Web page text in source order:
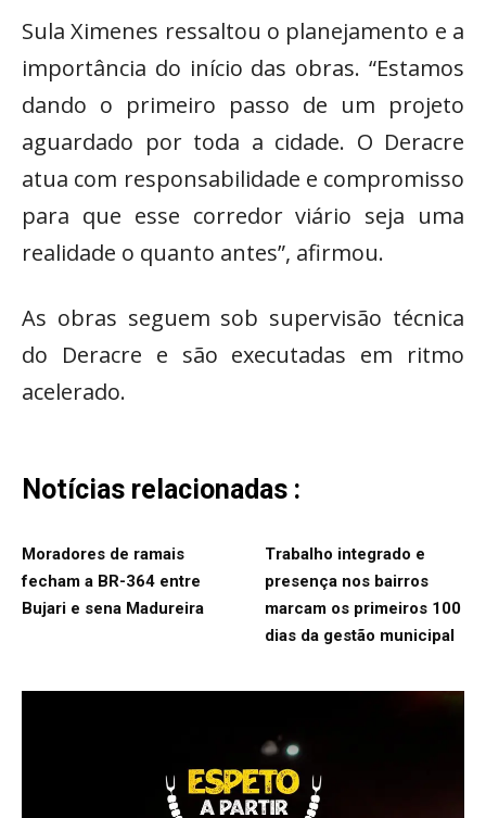
Sula Ximenes ressaltou o planejamento e a
importância do início das obras. “Estamos
dando o primeiro passo de um projeto
aguardado por toda a cidade. O Deracre
atua com responsabilidade e compromisso
para que esse corredor viário seja uma
realidade o quanto antes”, afirmou.
As obras seguem sob supervisão técnica
do Deracre e são executadas em ritmo
acelerado.
Notícias relacionadas :
Moradores de ramais
fecham a BR-364 entre
Bujari e sena Madureira
Trabalho integrado e
presença nos bairros
marcam os primeiros 100
dias da gestão municipal